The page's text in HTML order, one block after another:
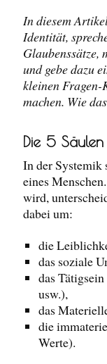
In diesem
Identität,
Glaubenssätze,
und gebe dazu
kleinen Fragen-
machen. Wie
Die 5
In der Systemik
eines
wird,
dabei um:
die
das soziale
das
usw.),
das
die
Werte).